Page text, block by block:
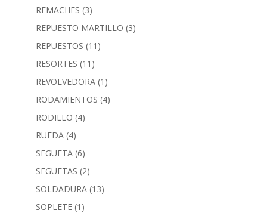
REMACHES (3)
REPUESTO MARTILLO (3)
REPUESTOS (11)
RESORTES (11)
REVOLVEDORA (1)
RODAMIENTOS (4)
RODILLO (4)
RUEDA (4)
SEGUETA (6)
SEGUETAS (2)
SOLDADURA (13)
SOPLETE (1)